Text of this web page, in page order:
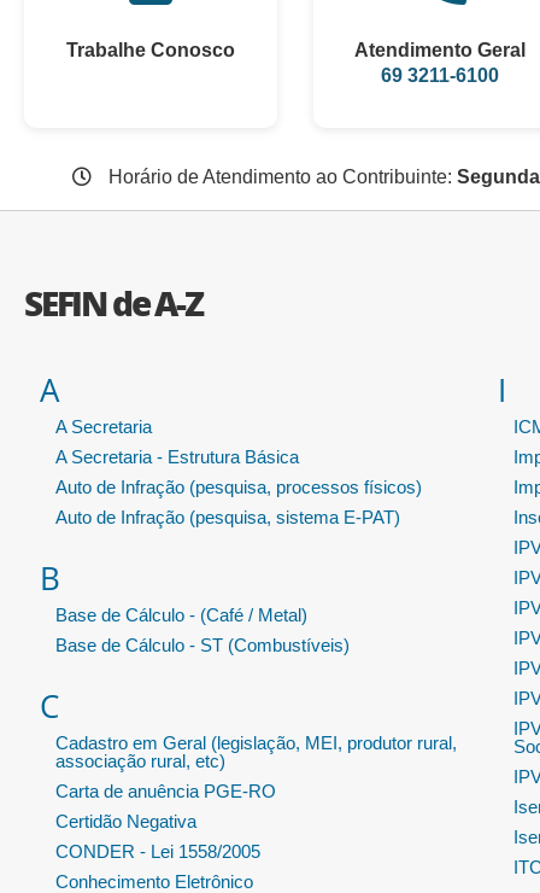
Trabalhe Conosco
Atendimento Geral
69 3211-6100
Horário de Atendimento ao Contribuinte:
SEFIN de A-Z
A
A Secretaria
A Secretaria - Estrutura Básica
Auto de Infração (pesquisa, processos físicos)
Auto de Infração (pesquisa, sistema E-PAT)
B
Base de Cálculo - (Café / Metal)
Base de Cálculo - ST (Combustíveis)
C
Cadastro em Geral (legislação, MEI, produtor rural,
associação rural, etc)
Carta de anuência PGE-RO
Certidão Negativa
CONDER - Lei 1558/2005
Conhecimento Eletrônico
I